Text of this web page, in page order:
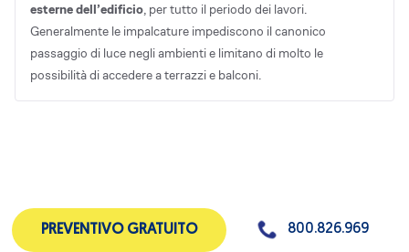
esterne dell’edificio, per tutto il periodo dei lavori.
Generalmente le impalcature impediscono il canonico
passaggio di luce negli ambienti e limitano di molto le
possibilità di accedere a terrazzi e balconi.
PREVENTIVO GRATUITO 800.826.969